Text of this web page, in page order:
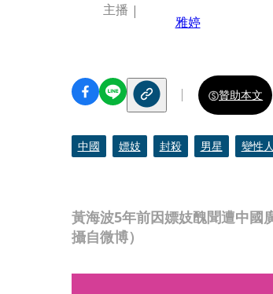
黃海波5年前因嫖妓醜聞遭中國
攝自微博）
主播
雅婷
贊助本文
中國 嫖妓 封殺 男星 變性人